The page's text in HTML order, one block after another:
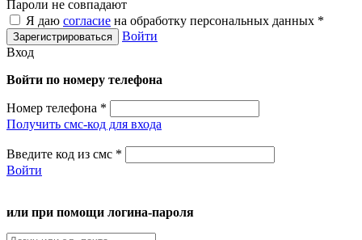
Пароли не совпадают
Я даю согласие на обработку персональных данных *
Войти
Вход
Войти по номеру телефона
Номер телефона *
Получить смс-код для входа
Введите код из смс *
Войти
или при помощи логина-пароля